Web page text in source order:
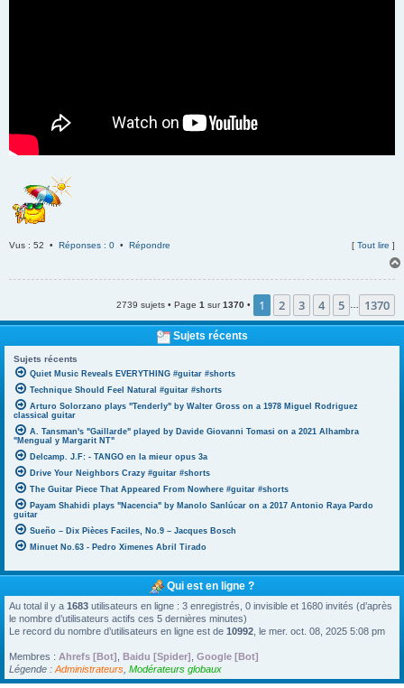
Vus : 52 • Réponses : 0 • Répondre [ Tout lire ]
2739 sujets • Page 1 sur1370 • 1 2 3 4 5 1370
Sujets récents
Sujets récents
Quiet Music Reveals EVERYTHING #guitar #shorts
Technique Should Feel Natural #guitar #shorts
Arturo Solorzano plays "Tenderly" by Walter Gross on a 1978 Miguel Rodriguez
classical guitar
A. Tansman's "Gaillarde" played by Davide Giovanni Tomasi on a 2021 Alhambra
"Mengual y Margarit NT"
Delcamp. J.F: - TANGO en la mieur opus 3a
Drive Your Neighbors Crazy #guitar #shorts
The Guitar Piece That Appeared From Nowhere #guitar #shorts
Payam Shahidi plays "Nacencia" by Manolo Sanlúcar on a 2017 Antonio Raya Pardo
guitar
Sueño – Dix Pièces Faciles, No.9 – Jacques Bosch
Minuet No.63 - Pedro Ximenes Abril Tirado
Qui est en ligne ?
Au total il y a 1683 utilisateurs en ligne : 3 enregistrés, 0 invisible et 1680 invités (d’après
le nombre d’utilisateurs actifs ces 5 dernières minutes)
Le record du nombre d’utilisateurs en ligne est de 10992 , le mer. oct. 08, 2025 5:08 pm
Membres : Ahrefs [Bot] Baidu [Spider] Google [Bot]
Légende : Administrateurs Modérateurs globaux